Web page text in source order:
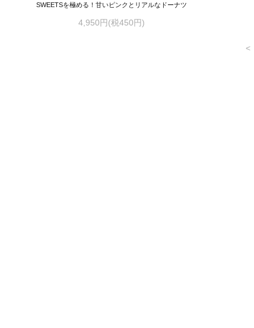
SWEETSを極める！甘いピンクとリアルなドーナツ
4,950円(税450円)
<